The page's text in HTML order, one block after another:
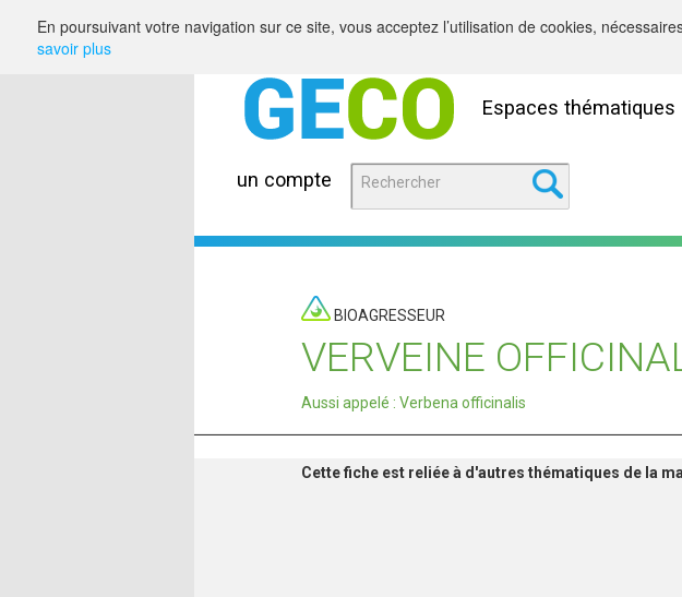
Espaces thématiques
un compte
BIOAGRESSEUR
VERVEINE
Aussi appelé : Verbena officinalis
Cette fiche est reliée à d'autres thématiques de la
En poursuivant votre navigation sur ce site, vous acceptez l’utilisation de cookies,
savoir plus